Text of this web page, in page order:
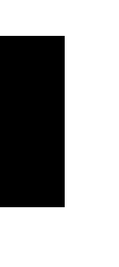
de edificios